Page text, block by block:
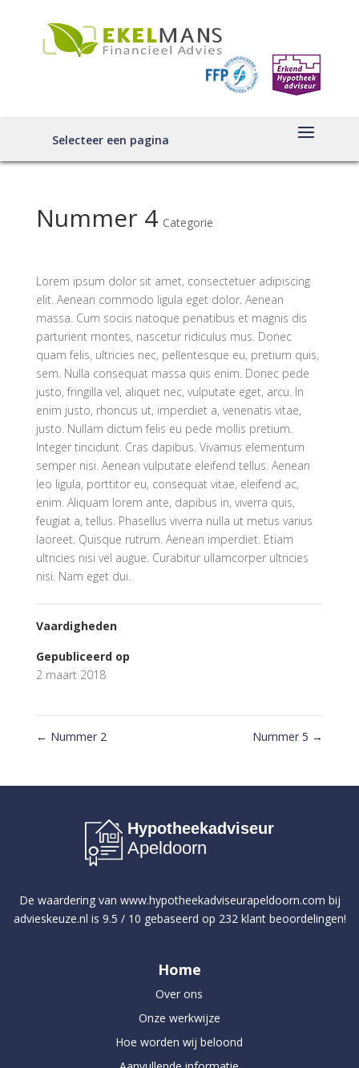
Selecteer een pagina
Nummer 4 Categorie
Lorem ipsum dolor sit amet, consectetuer adipiscing
elit. Aenean commodo ligula eget dolor. Aenean
massa. Cum sociis natoque penatibus et magnis dis
parturient montes, nascetur ridiculus mus. Donec
quam felis, ultricies nec, pellentesque eu, pretium quis,
sem. Nulla consequat massa quis enim. Donec pede
justo, fringilla vel, aliquet nec, vulputate eget, arcu. In
enim justo, rhoncus ut, imperdiet a, venenatis vitae,
justo. Nullam dictum felis eu pede mollis pretium.
Integer tincidunt. Cras dapibus. Vivamus elementum
semper nisi. Aenean vulputate eleifend tellus. Aenean
leo ligula, porttitor eu, consequat vitae, eleifend ac,
enim. Aliquam lorem ante, dapibus in, viverra quis,
feugiat a, tellus. Phasellus viverra nulla ut metus varius
laoreet. Quisque rutrum. Aenean imperdiet. Etiam
ultricies nisi vel augue. Curabitur ullamcorper ultricies
nisi. Nam eget dui.
Vaardigheden
Gepubliceerd op
2 maart 2018
← Nummer 2 Nummer 5 →
Hypotheekadviseur
Apeldoorn
De waardering van www.hypotheekadviseurapeldoorn.com bij
advieskeuze.nl is 9.5 / 10 gebaseerd op 232klant beoordelingen!
Home
Over ons
Onze werkwijze
Hoe worden wij beloond